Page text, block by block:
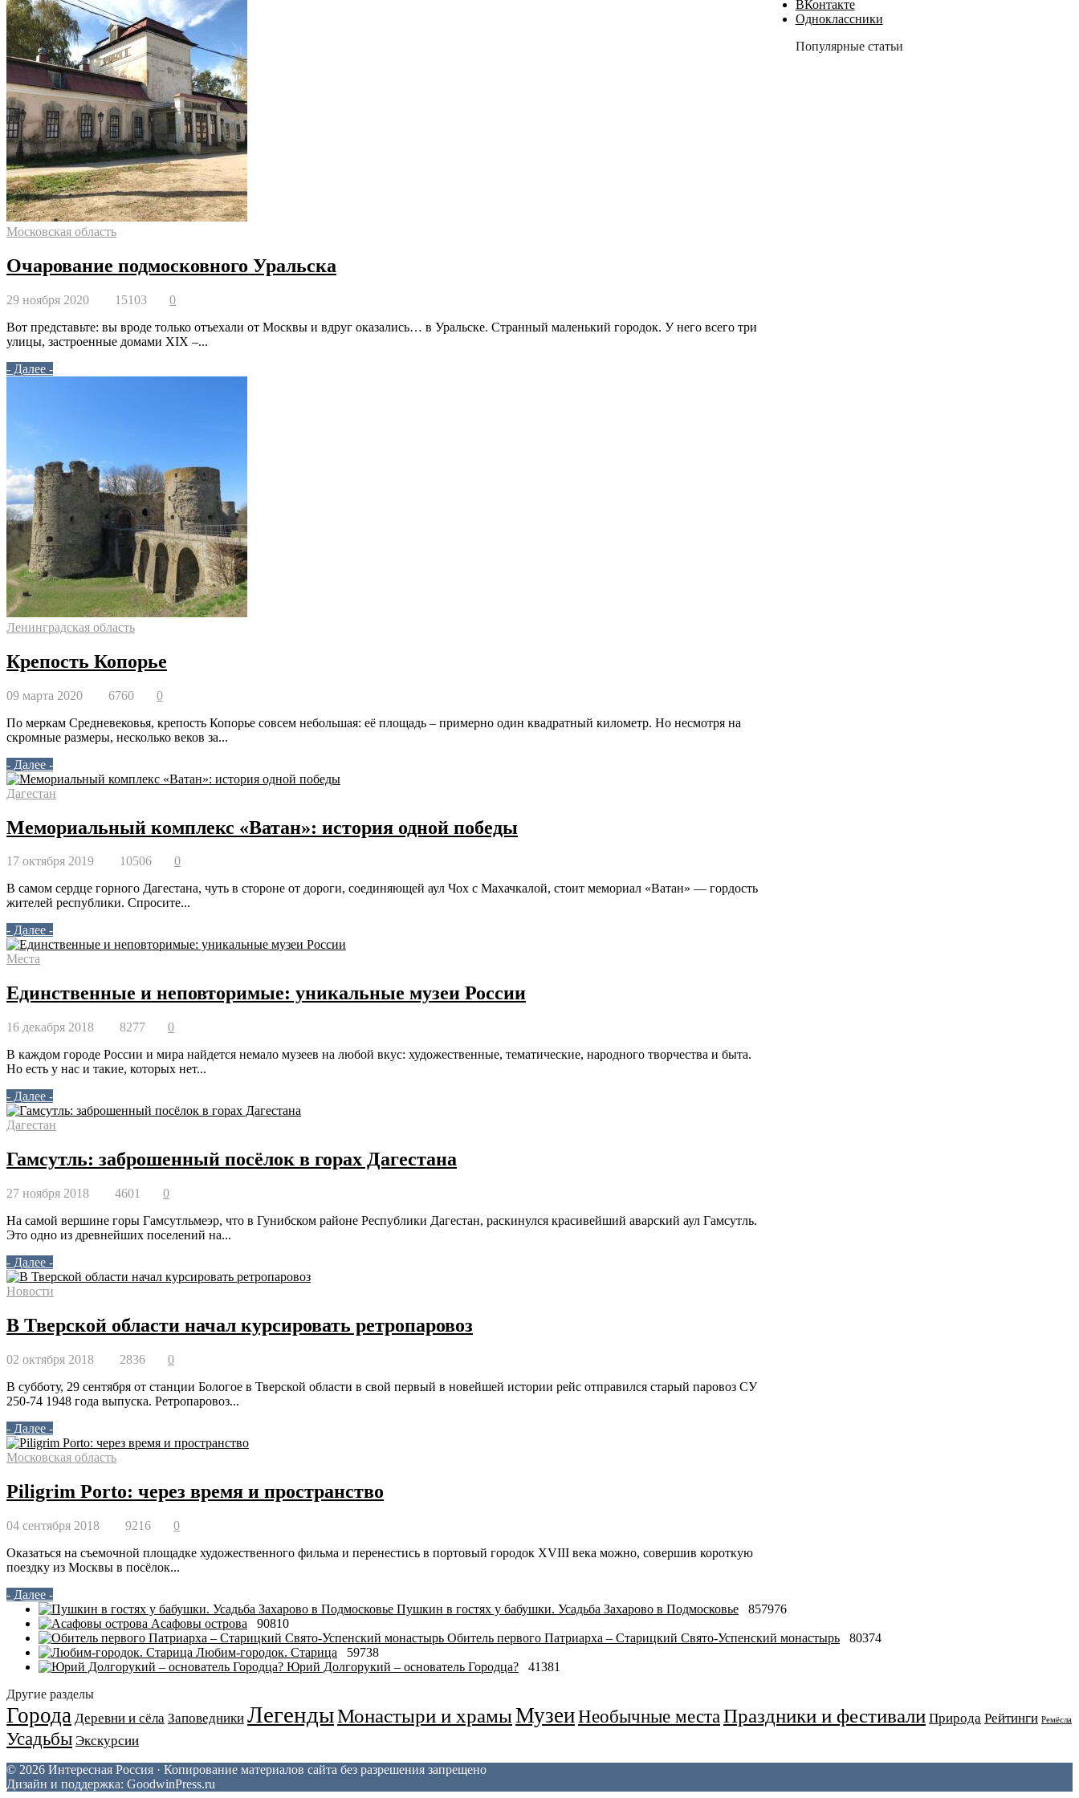
Московская область
Очарование подмосковного Уральска
29 ноября 2020 15103 0
Вот представьте: вы вроде только отъехали от Москвы и вдруг оказались… в Уральске. Странный маленький городок. У него всего три
улицы, застроенные домами XIX ­–...
- Далее -
Ленинградская область
Крепость Копорье
09 марта 2020 6760 0
По меркам Средневековья, крепость Копорье совсем небольшая: её площадь – примерно один квадратный километр. Но несмотря на
скромные размеры, несколько веков за...
- Далее -
Дагестан
Мемориальный комплекс «Ватан»: история одной победы
17 октября 2019 10506 0
В самом сердце горного Дагестана, чуть в стороне от дороги, соединяющей аул Чох с Махачкалой, стоит мемориал «Ватан» — гордость
жителей республики. Спросите...
- Далее -
Места
Единственные и неповторимые: уникальные музеи России
16 декабря 2018 8277 0
В каждом городе России и мира найдется немало музеев на любой вкус: художественные, тематические, народного творчества и быта.
Но есть у нас и такие, которых нет...
- Далее -
Дагестан
Гамсутль: заброшенный посёлок в горах Дагестана
27 ноября 2018 4601 0
На самой вершине горы Гамсутльмеэр, что в Гунибском районе Республики Дагестан, раскинулся красивейший аварский аул Гамсутль.
Это одно из древнейших поселений на...
- Далее -
Новости
В Тверской области начал курсировать ретропаровоз
02 октября 2018 2836 0
В субботу, 29 сентября от станции Бологое в Тверской области в свой первый в новейшей истории рейс отправился старый паровоз СУ
250-74 1948 года выпуска. Ретропаровоз...
- Далее -
Московская область
Piligrim Porto: через время и пространство
04 сентября 2018 9216 0
Оказаться на съемочной площадке художественного фильма и перенестись в портовый городок XVIII века можно, совершив короткую
поездку из Москвы в посёлок...
- Далее -
ВКонтакте
Одноклассники
Популярные статьи
Пушкин в гостях у бабушки. Усадьба Захарово в Подмосковье
857976
Асафовы острова
90810
Обитель первого Патриарха – Старицкий Свято-Успенский монастырь
80374
Любим-городок. Старица
59738
Юрий Долгорукий – основатель Городца?
41381
Другие разделы
Города Деревни и сёла Заповедники ЛегендыМонастыри и храмыМузеиНеобычные местаПраздники и фестивали Природа Рейтинги Ремёсла
Усадьбы Экскурсии
© 2026 Интересная Россия · Копирование материалов сайта без разрешения запрещено
Дизайн и поддержка: GoodwinPress.ru